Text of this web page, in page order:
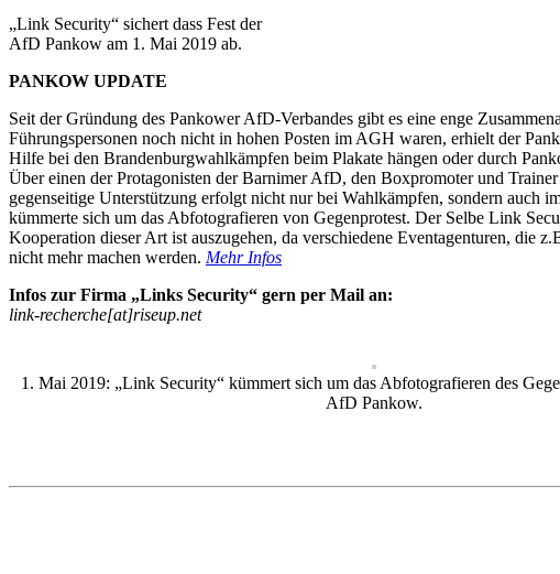
„Link Security“ sichert dass Fest der
AfD Pankow am 1. Mai 2019 ab.
PANKOW UPDATE
Seit der Gründung des Pankower AfD-Verbandes gibt es eine enge
Führungspersonen noch nicht in hohen Posten im AGH waren, erhielt der
Hilfe bei den Brandenburgwahlkämpfen beim Plakate hängen oder durch
Über einen der Protagonisten der Barnimer AfD, den Boxpromoter und
gegenseitige Unterstützung erfolgt nicht nur bei Wahlkämpfen, sondern
kümmerte sich um das Abfotografieren von Gegenprotest. Der Selbe Link
Kooperation dieser Art ist auszugehen, da verschiedene Eventagenturen, die
nicht mehr machen werden. Mehr Infos
Infos zur Firma „Links Security“ gern per Mail an:
link-recherche[at]riseup.net
1. Mai 2019: „Link Security“ kümmert sich um das Abfotografieren des
AfD Pankow.